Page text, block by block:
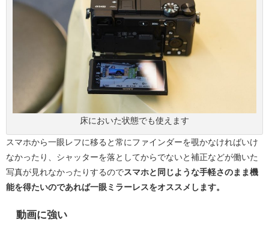
床においた状態でも使えます
スマホから一眼レフに移ると常にファインダーを覗かなければいけ
なかったり、シャッターを落としてからでないと補正などが働いた
写真が見れなかったりするのでスマホと同じような手軽さのまま機
能を得たいのであれば一眼ミラーレスをオススメします。
動画に強い